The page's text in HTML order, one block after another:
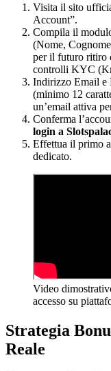
Visita il sito
Account”.
Compila il
(Nome,
per il futuro ritiro
controlli KYC
Indirizzo Email e
(minimo 12
un’email attiva
Conferma
login a
Effettua il primo
dedicato.
Video
accesso su
Strategia
Reale